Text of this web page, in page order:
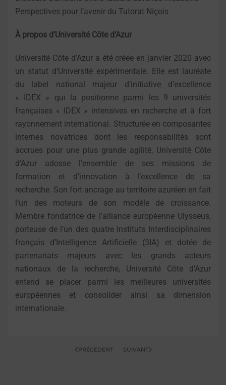
Perspectives pour l’avenir du Tutorat Niçois
À propos d’Université Côte d’Azur
Université Côte d’Azur a été créée en janvier 2020 avec
un statut d’Université expérimentale. Elle est lauréate
du label national majeur d’initiative d’excellence
« IDEX » qui la positionne parmi les 9 universités
françaises « IDEX » intensives en recherche et à fort
rayonnement international. Structurée en composantes
internes novatrices dont les responsabilités sont
accrues pour une plus grande agilité, Université Côte
d’Azur adosse l’ensemble de ses missions de
formation et d’innovation à l’excellence de sa
recherche. Son fort ancrage au territoire azuréen en fait
l’un des moteurs de son modèle de croissance.
Membre fondatrice de l’alliance européenne Ulysseus,
porteuse de l’un des quatre Instituts Interdisciplinaires
français d’Intelligence Artificielle (3IA) et dotée de
partenariats majeurs avec les grands acteurs
nationaux de la recherche, Université Côte d’Azur
entend se placer parmi les meilleures universités
européennes et consolider ainsi sa dimension
internationale.
PRÉCÉDENT SUIVANT